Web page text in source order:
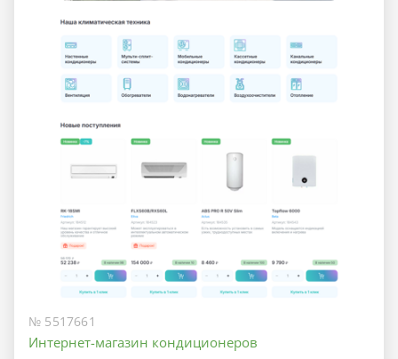
№ 5517661
Интернет-магазин кондиционеров